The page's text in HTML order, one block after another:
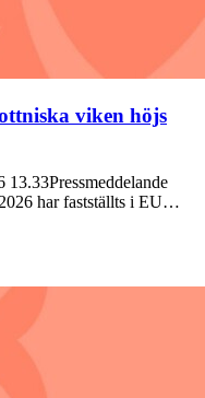
viken höjs
har fastställts i EU…